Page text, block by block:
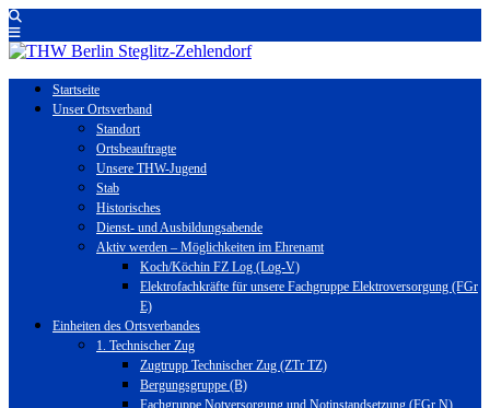
Startseite
Unser Ortsverband
Standort
Ortsbeauftragte
Unsere THW-Jugend
Stab
Historisches
Dienst- und Ausbildungsabende
Aktiv werden – Möglichkeiten im Ehrenamt
Koch/Köchin FZ Log (Log-V)
Elektrofachkräfte für unsere Fachgruppe Elektroversorgung (FGr
E)
Einheiten des Ortsverbandes
1. Technischer Zug
Zugtrupp Technischer Zug (ZTr TZ)
Bergungsgruppe (B)
Fachgruppe Notversorgung und Notinstandsetzung (FGr N)